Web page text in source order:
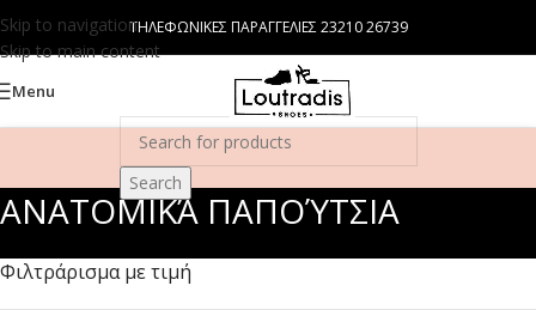
Skip to navigation
Skip to main content
ΤΗΛΕΦΩΝΙΚΕΣ ΠΑΡΑΓΓΕΛΙΕΣ 23210 26739
Menu
Search
ΑΝΑΤΟΜΙΚΆ ΠΑΠΟΎΤΣΙΑ
Φιλτράρισμα με τιμή